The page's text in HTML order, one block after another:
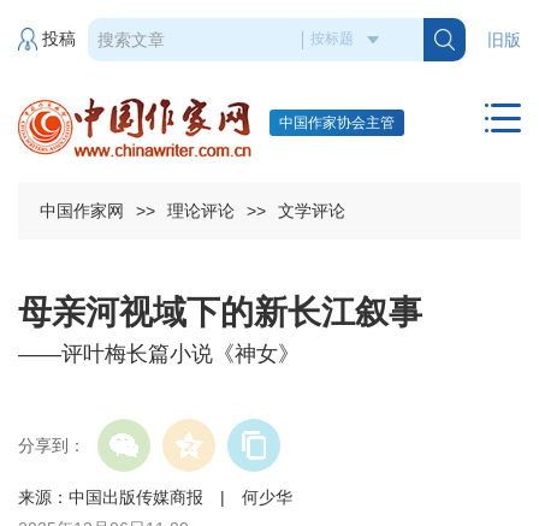
旧版
投稿
中国作家协会主管
中国作家网 >> 理论评论 >> 文学评论
母亲河视域下的新长江叙事
——评叶梅长篇小说《神女》
分享到：
来源：中国出版传媒商报 | 何少华